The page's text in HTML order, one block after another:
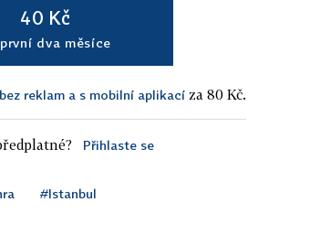
40 Kč
dva měsíce
reklam a s mobilní aplikací za 80 Kč.
Přihlaste se
#Istanbul